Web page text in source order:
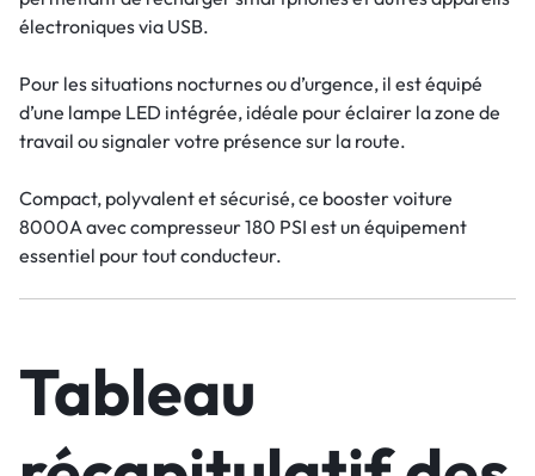
électroniques via USB.
Pour les situations nocturnes ou d’urgence, il est équipé
d’une lampe LED intégrée, idéale pour éclairer la zone de
travail ou signaler votre présence sur la route.
Compact, polyvalent et sécurisé, ce booster voiture
8000A avec compresseur 180 PSI est un équipement
essentiel pour tout conducteur.
Tableau